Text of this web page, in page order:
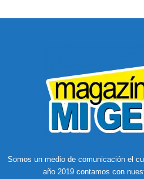
Somos un medio de comunicación el
año 2019 contamos con